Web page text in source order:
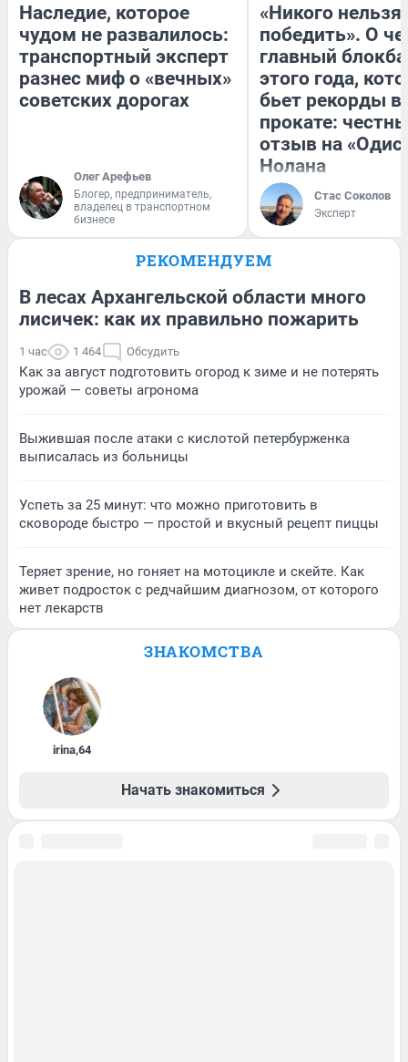
Наследие, которое
чудом не развалилось:
транспортный эксперт
разнес миф о «вечных»
советских дорогах
Олег Арефьев
Блогер, предприниматель,
владелец в транспортном
бизнесе
«Никого нельзя
победить». О
главный
этого года,
бьет рекорды в
прокате:
отзыв на
Нолана
Стас Соколов
Эксперт
РЕКОМЕНДУЕМ
В лесах Архангельской области много
лисичек: как их правильно пожарить
1 час 1 464 Обсудить
Как за август подготовить огород к зиме и не потерять
урожай — советы агронома
Выжившая после атаки с кислотой петербурженка
выписалась из больницы
Успеть за 25 минут: что можно приготовить в
сковороде быстро — простой и вкусный рецепт пиццы
Теряет зрение, но гоняет на мотоцикле и скейте. Как
живет подросток с редчайшим диагнозом, от которого
нет лекарств
ЗНАКОМСТВА
irina,64
Начать знакомиться